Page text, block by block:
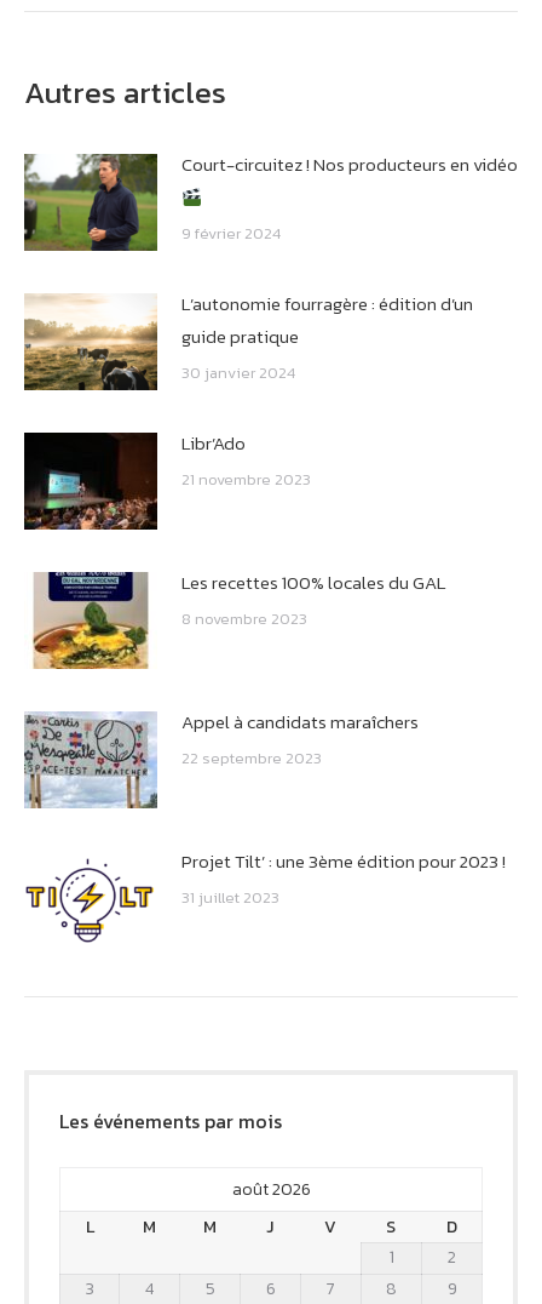
Autres articles
Court-circuitez ! Nos producteurs en vidéo
9 février 2024
L’autonomie fourragère : édition d’un
guide pratique
30 janvier 2024
Libr’Ado
21 novembre 2023
Les recettes 100% locales du GAL
8 novembre 2023
Appel à candidats maraîchers
22 septembre 2023
Projet Tilt’ : une 3ème édition pour 2023 !
31 juillet 2023
Les événements par mois
août 2026
L
M M J V S
D
1
2
3
4 5 6 7 8
9